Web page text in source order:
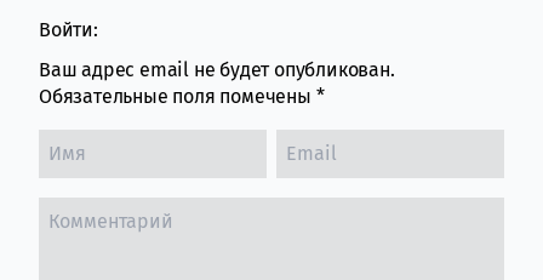
Войти:
Ваш адрес email не будет опубликован.
Обязательные поля помечены *